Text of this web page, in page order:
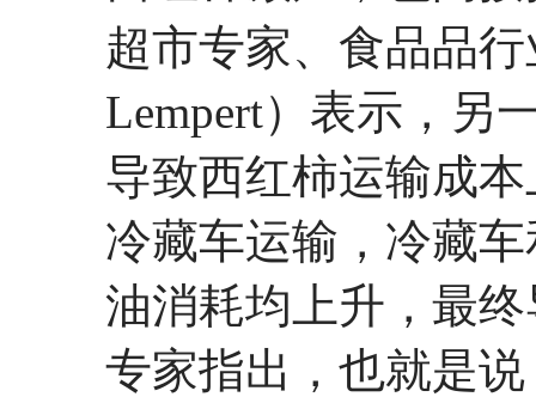
超市专家、食品品
Lempert）表示，另
导致西红柿运输成
冷藏车运输，冷藏
油消耗均上升，最
专家指出，也就是